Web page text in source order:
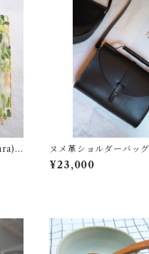
ヌメ革ショルダーバッ
ki
¥23,000